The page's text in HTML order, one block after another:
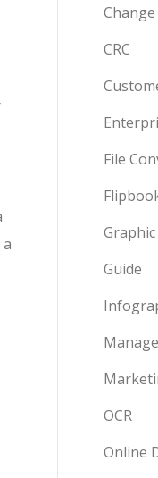
CRC
File
Guide
OCR
Online